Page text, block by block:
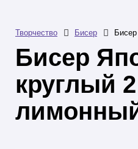
Творчество Бисер
Бисер
круглый